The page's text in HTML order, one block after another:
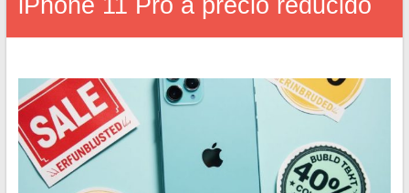
iPhone 11 Pro a precio reducido